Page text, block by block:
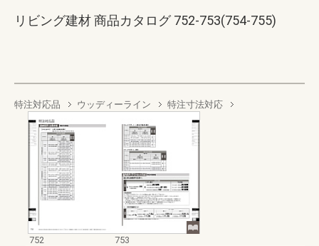
リビング建材 商品カタログ 752-753(754-755)
特注対応品 ウッディーライン 特注寸法対応
752
753